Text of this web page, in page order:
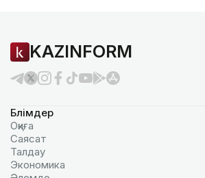
KAZINFORM
Бөлімдер
Оқиға
Саясат
Талдау
Экономика